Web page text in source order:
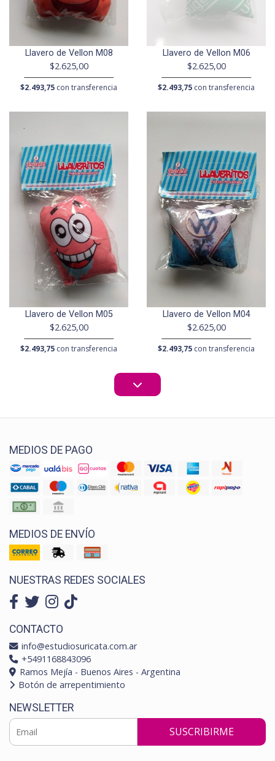
Llavero de Vellon M08
$2.625,00
$2.493,75 con transferencia
Llavero de Vellon M06
$2.625,00
$2.493,75 con transferencia
Llavero de Vellon M05
$2.625,00
$2.493,75 con transferencia
Llavero de Vellon M04
$2.625,00
$2.493,75 con transferencia
MEDIOS DE PAGO
MEDIOS DE ENVÍO
NUESTRAS REDES SOCIALES
CONTACTO
info@estudiosuricata.com.ar
+5491168843096
Ramos Mejía - Buenos Aires - Argentina
Botón de arrepentimiento
NEWSLETTER
SUSCRIBIRME